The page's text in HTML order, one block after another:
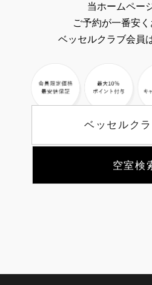
当ホームペー
ご予約が一番安く
ベッセルクラブ会員
ベッセルク
空室検